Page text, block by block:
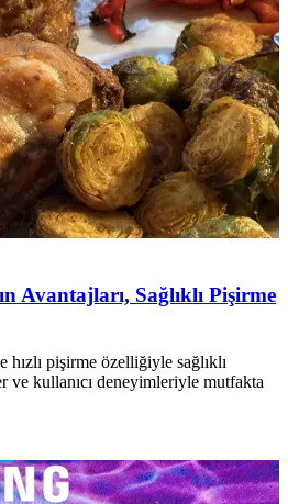
Avantajları, Sağlıklı Pişirme
hızlı pişirme özelliğiyle sağlıklı
ve kullanıcı deneyimleriyle mutfakta